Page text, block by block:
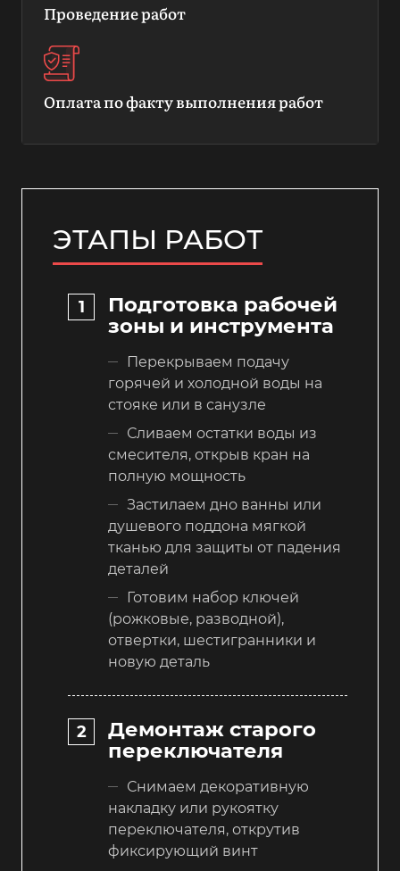
Проведение работ
Оплата по факту выполнения работ
ЭТАПЫ РАБОТ
Подготовка рабочей
зоны и инструмента
Перекрываем подачу
горячей и холодной воды на
стояке или в санузле
Сливаем остатки воды из
смесителя, открыв кран на
полную мощность
Застилаем дно ванны или
душевого поддона мягкой
тканью для защиты от падения
деталей
Готовим набор ключей
(рожковые, разводной),
отвертки, шестигранники и
новую деталь
Демонтаж старого
переключателя
Снимаем декоративную
накладку или рукоятку
переключателя, открутив
фиксирующий винт